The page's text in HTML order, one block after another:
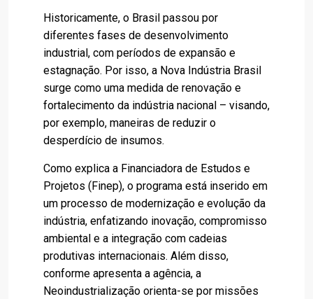
Historicamente, o Brasil passou por
diferentes fases de desenvolvimento
industrial, com períodos de expansão e
estagnação. Por isso, a Nova Indústria Brasil
surge como uma medida de renovação e
fortalecimento da indústria nacional – visando,
por exemplo, maneiras de reduzir o
desperdício de insumos.
Como explica a Financiadora de Estudos e
Projetos (Finep), o programa está inserido em
um processo de modernização e evolução da
indústria, enfatizando inovação, compromisso
ambiental e a integração com cadeias
produtivas internacionais. Além disso,
conforme apresenta a agência, a
Neoindustrialização orienta-se por missões